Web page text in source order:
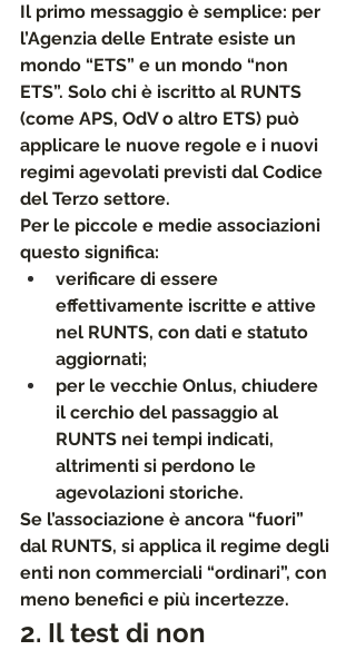
Il primo messaggio è semplice: per
l’Agenzia delle Entrate esiste un
mondo “ETS” e un mondo “non
ETS”. Solo chi è iscritto al RUNTS
(come APS, OdV o altro ETS) può
applicare le nuove regole e i nuovi
regimi agevolati previsti dal Codice
del Terzo settore.
Per le piccole e medie associazioni
questo significa:
verificare di essere
effettivamente iscritte e attive
nel RUNTS, con dati e statuto
aggiornati;
per le vecchie Onlus, chiudere
il cerchio del passaggio al
RUNTS nei tempi indicati,
altrimenti si perdono le
agevolazioni storiche.
Se l’associazione è ancora “fuori”
dal RUNTS, si applica il regime degli
enti non commerciali “ordinari”, con
meno benefici e più incertezze.
2. Il test di non